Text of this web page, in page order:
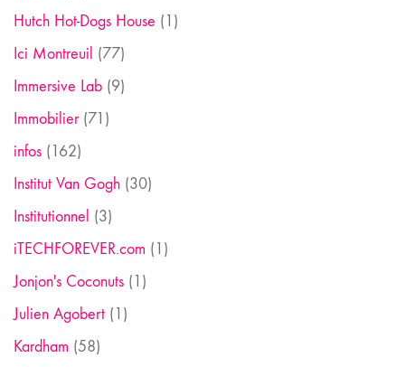
Hutch Hot-Dogs House (1)
Ici Montreuil (77)
Immersive Lab (9)
Immobilier(71)
infos (162)
Institut Van Gogh (30)
Institutionnel (3)
iTECHFOREVER.com (1)
Jonjon's Coconuts (1)
Julien Agobert (1)
Kardham (58)